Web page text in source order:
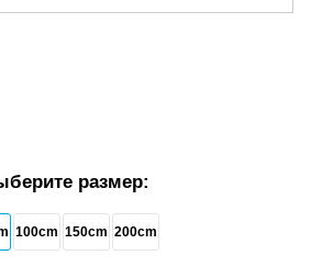
размер:
100cm 150cm 200cm